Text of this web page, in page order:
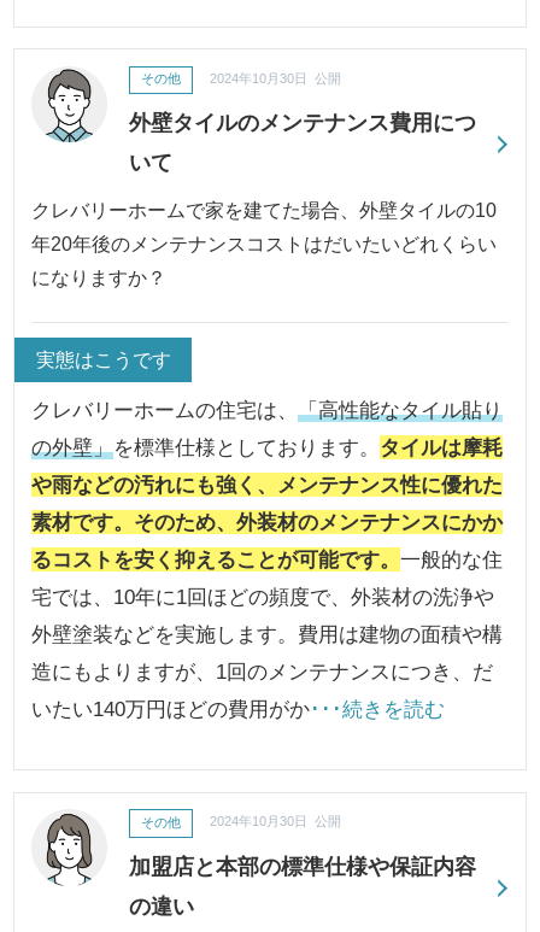
外壁タイルのメンテナンス費用につ
いて
その他 2024年10月30日 公開
クレバリーホームで家を建てた場合、外壁タイルの10
年20年後のメンテナンスコストはだいたいどれくらい
になりますか？
実態はこうです
クレバリーホームの住宅は、「高性能なタイル貼り
の外壁」を標準仕様としております。 タイルは摩耗
や雨などの汚れにも強く、メンテナンス性に優れた
素材です。そのため、外装材のメンテナンスにかか
るコストを安く抑えることが可能です。一般的な住
宅では、10年に1回ほどの頻度で、外装材の洗浄や
外壁塗装などを実施します。費用は建物の面積や構
造にもよりますが、1回のメンテナンスにつき、だ
いたい140万円ほどの費用がか･･･続きを読む
加盟店と本部の標準仕様や保証内容
の違い
その他 2024年10月30日 公開